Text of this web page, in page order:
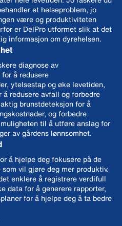
et helseproblem, jo
være og produktiviteten
er DelPro utformet slik at det
informasjon om dyrehelsen.
diagnose av
å redusere
ytelsestap og øke levetiden,
redusere avfall og forbedre
brunstdeteksjon for å
og forbedre
til å utføre anslag for
av gårdens lønnsomhet.
å hjelpe deg fokusere på de
vil gjøre deg mer produktiv.
enklere å registrere verdifull
data for å generere rapporter,
for å hjelpe deg å ta bedre